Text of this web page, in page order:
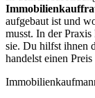
aufgebaut ist und
musst. In der
sie. Du hilfst ihnen
handelst einen Preis